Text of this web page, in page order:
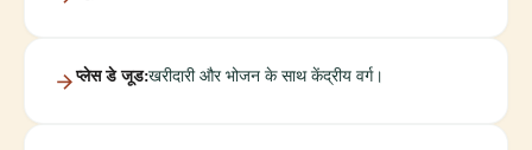
प्लेस डे जूड:खरीदारी और भोजन के साथ केंद्रीय वर्ग।